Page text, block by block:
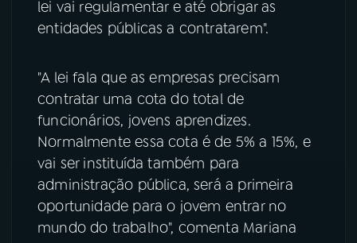
lei vai regulamentar e até obrigar as
entidades públicas a contratarem".
"A lei fala que as empresas precisam
contratar uma cota do total de
funcionários, jovens aprendizes.
Normalmente essa cota é de 5% a 15%, e
vai ser instituída também para
administração pública, será a primeira
oportunidade para o jovem entrar no
mundo do trabalho", comenta Mariana